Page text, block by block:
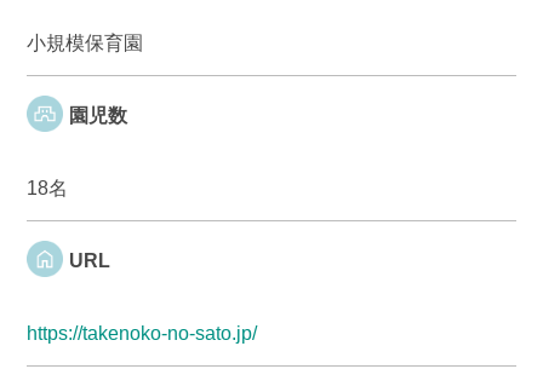
小規模保育園
園児数
18名
URL
https://takenoko-no-sato.jp/